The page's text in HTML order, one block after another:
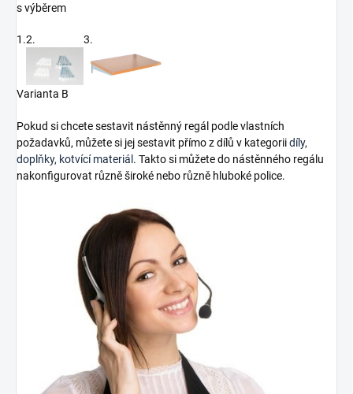
s výběrem
1.2. 3.
Varianta B
Pokud si chcete sestavit nástěnný regál podle vlastních
požadavků, můžete si jej sestavit přímo z dílů v kategoriidíly,
doplňky, kotvící materiál . Takto si můžete do nástěnného regálu
nakonfigurovat různě široké nebo různě hluboké police.